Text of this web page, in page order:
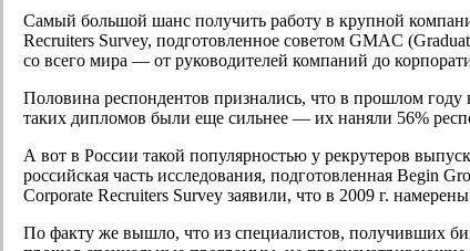
Самый большой шанс получить работу в крупной
Recruiters Survey, подготовленное советом GMAC (
со всего мира — от руководителей компаний до
Половина респондентов признались, что в прошлом
таких дипломов были еще сильнее — их наняли 56%
А вот в России такой популярностью у рекрутеров
российская часть исследования, подготовленная Begin
Corporate Recruiters Survey заявили, что в 2009 г.
По факту же вышло, что из специалистов, получивших